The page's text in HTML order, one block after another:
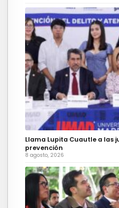
Llama Lupita Cuautle a las
prevención
8 agosto, 2026